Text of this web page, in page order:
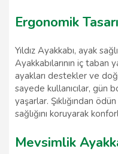
Ergonomik
Yıldız Ayakkabı, ayak
Ayakkabılarının iç taban
ayakları destekler ve
sayede kullanıcılar, gün
yaşarlar. Şıklığından
sağlığını koruyarak
Mevsimlik